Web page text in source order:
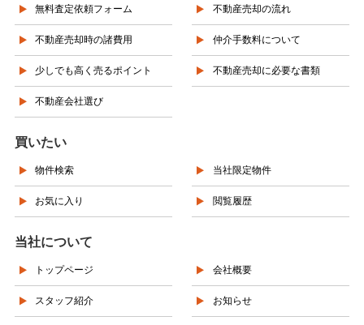
無料査定依頼フォーム 不動産売却の流れ
不動産売却時の諸費用 仲介手数料について
少しでも高く売るポイント 不動産売却に必要な書類
不動産会社選び
買いたい
物件検索 当社限定物件
お気に入り 閲覧履歴
当社について
トップページ 会社概要
スタッフ紹介 お知らせ